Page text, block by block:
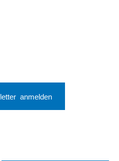
anmelden